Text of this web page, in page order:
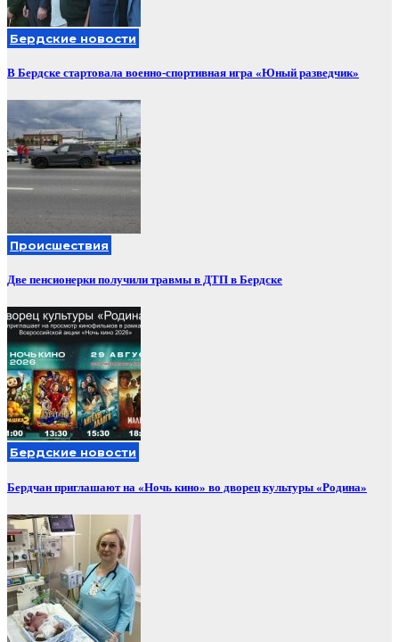
Бердские новости
В Бердске стартовала военно-спортивная игра «Юный разведчик»
Происшествия
Две пенсионерки получили травмы в ДТП в Бердске
Бердские новости
Бердчан приглашают на «Ночь кино» во дворец культуры «Родина»